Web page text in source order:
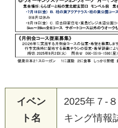
イベン
ト名
2025年７-
キング情報